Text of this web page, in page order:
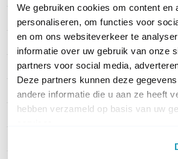
We gebruiken cookies om content en
personaliseren, om functies voor
en om ons websiteverkeer te
informatie over uw gebruik van onze
partners voor social media,
Deze partners kunnen deze
andere informatie die u aan ze heeft
hebben verzameld op basis van uw
Verbinding IP
Aantal knoppen 1
Kaartlezer Nee
Materiaal Aluminium
Camera Ja